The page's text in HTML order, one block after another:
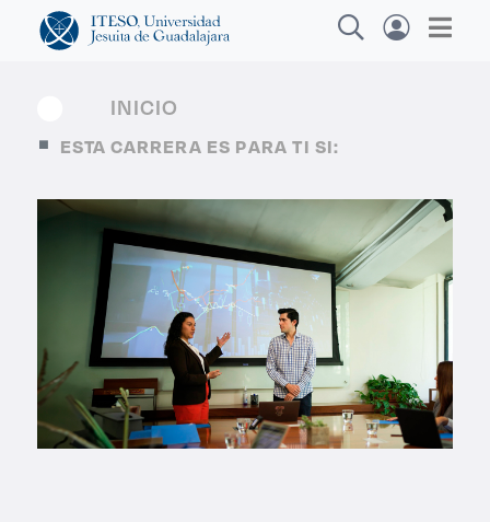
actividades y noticias
Diplom|
INICIO
ESTA CARRERA ES PARA TI SI: